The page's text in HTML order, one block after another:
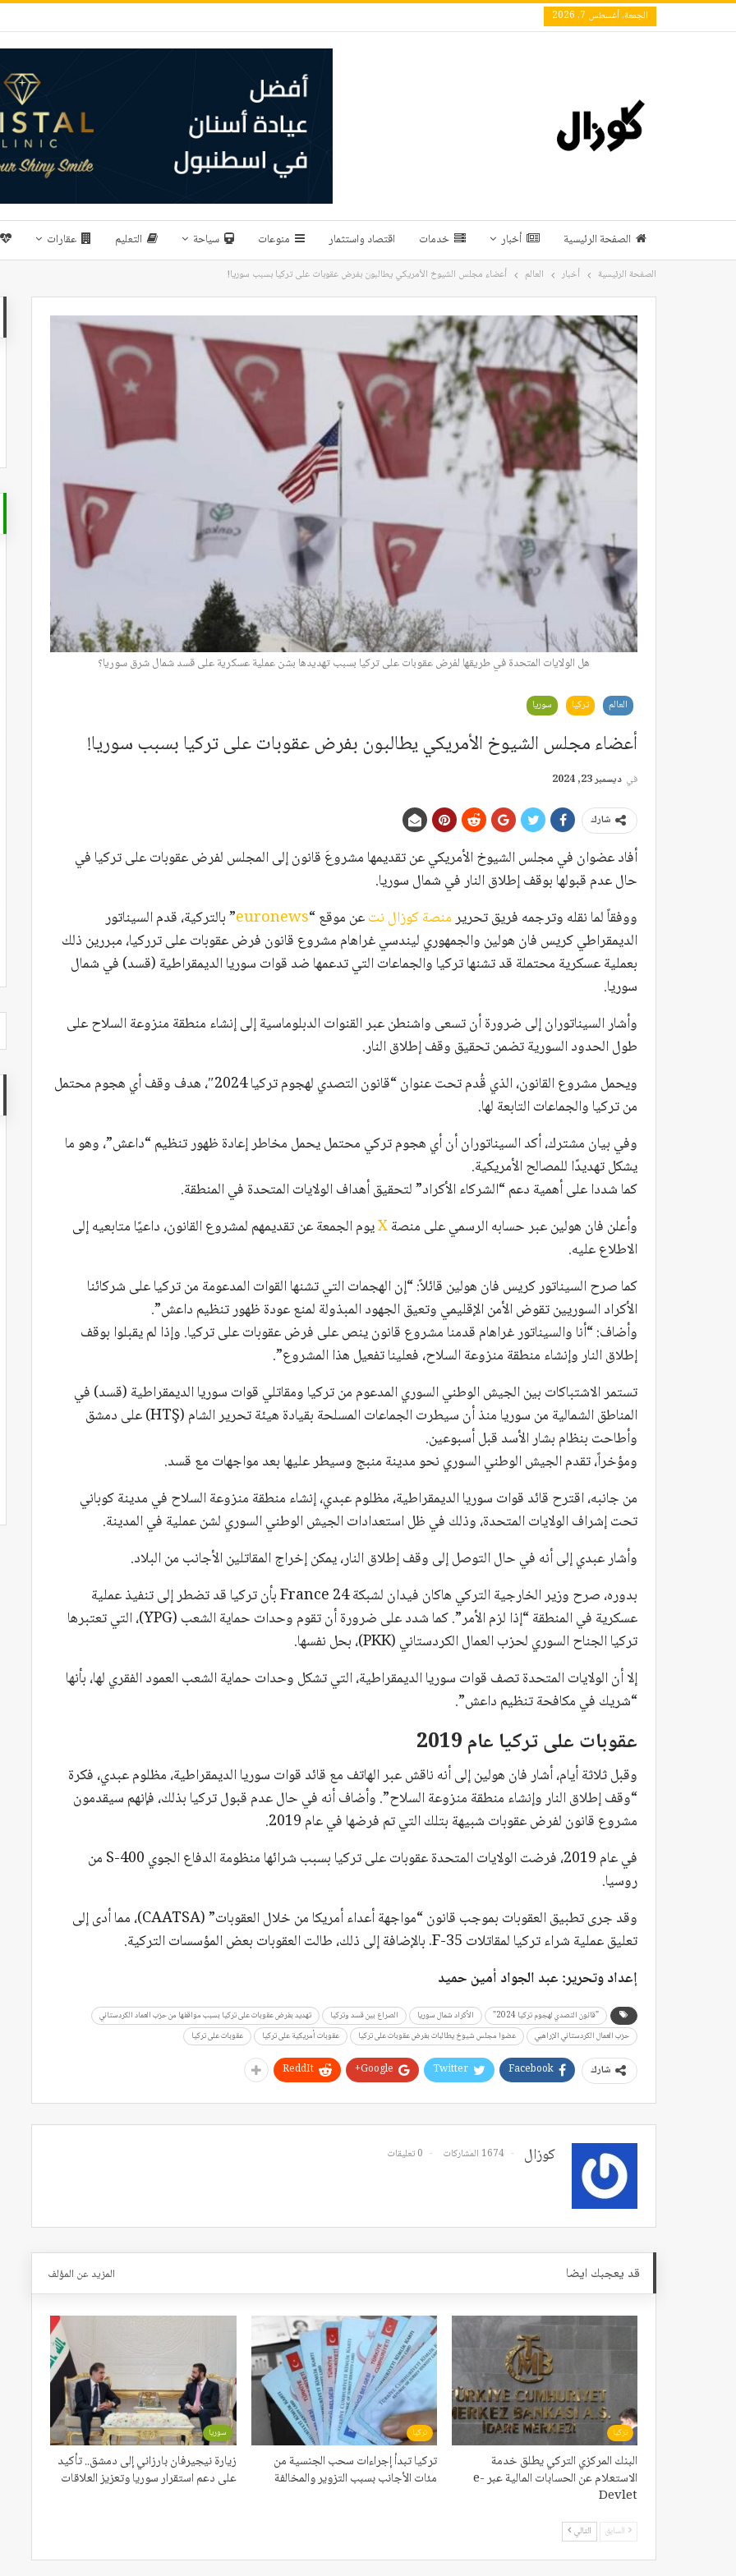
الجمعة, أغسطس 7, 2026
الصفحة الرئيسية أخبار خدمات اقتصاد واستثمار منوعات سياحة التعليم عقارات
الصفحة الرئيسية أخبار العالم أعضاء مجلس الشيوخ الأمريكي يطالبون بفرض عقوبات على تركيا بسبب سوريا!
هل الولايات المتحدة في طريقها لفرض عقوبات على تركيا بسبب تهديدها بشن عملية عسكرية على قسد شمال شرق سوريا؟
العالم تركيا سوريا
أعضاء مجلس الشيوخ الأمريكي يطالبون بفرض عقوبات على تركيا بسبب سوريا!
في ديسمبر 23, 2024
شارك
أفاد عضوان في مجلس الشيوخ الأمريكي عن تقديمها مشروعَ قانون إلى المجلس لفرض عقوبات على تركيا في
حال عدم قبولها بوقف إطلاق النار في شمال سوريا.
ووفقاً لما نقله وترجمه فريق تحريرمنصة كوزال نتعن موقع “euronews” بالتركية، قدم السيناتور
الديمقراطي كريس فان هولين والجمهوري ليندسي غراهام مشروع قانون فرض عقوبات على ترركيا، مبررين ذلك
بعملية عسكرية محتملة قد تشنها تركيا والجماعات التي تدعمها ضد قوات سوريا الديمقراطية (قسد) في شمال
سوريا.
وأشار السيناتوران إلى ضرورة أن تسعى واشنطن عبر القنوات الدبلوماسية إلى إنشاء منطقة منزوعة السلاح على
طول الحدود السورية تضمن تحقيق وقف إطلاق النار.
ويحمل مشروع القانون، الذي قُدم تحت عنوان “قانون التصدي لهجوم تركيا 2024″، هدف وقف أي هجوم محتمل
من تركيا والجماعات التابعة لها.
وفي بيان مشترك، أكد السيناتوران أن أي هجوم تركي محتمل يحمل مخاطر إعادة ظهور تنظيم “داعش”، وهو ما
يشكل تهديدًا للمصالح الأمريكية.
كما شددا على أهمية دعم “الشركاء الأكراد” لتحقيق أهداف الولايات المتحدة في المنطقة.
وأعلن فان هولين عبر حسابه الرسمي على منصة
يوم الجمعة عن تقديمهم لمشروع القانون، داعيًا متابعيه إلى
الاطلاع عليه.
كما صرح السيناتور كريس فان هولين قائلاً: “إن الهجمات التي تشنها القوات المدعومة من تركيا على شركائنا
الأكراد السوريين تقوض الأمن الإقليمي وتعيق الجهود المبذولة لمنع عودة ظهور تنظيم داعش”.
وأضاف: “أنا والسيناتور غراهام قدمنا مشروع قانون ينص على فرض عقوبات على تركيا. وإذا لم يقبلوا بوقف
إطلاق النار وإنشاء منطقة منزوعة السلاح، فعلينا تفعيل هذا المشروع”.
تستمر الاشتباكات بين الجيش الوطني السوري المدعوم من تركيا ومقاتلي قوات سوريا الديمقراطية (قسد) في
المناطق الشمالية من سوريا منذ أن سيطرت الجماعات المسلحة بقيادة هيئة تحرير الشام (HTŞ) على دمشق
وأطاحت بنظام بشار الأسد قبل أسبوعين.
ومؤخراً، تقدم الجيش الوطني السوري نحو مدينة منبج وسيطر عليها بعد مواجهات مع قسد.
من جانبه، اقترح قائد قوات سوريا الديمقراطية، مظلوم عبدي، إنشاء منطقة منزوعة السلاح في مدينة كوباني
تحت إشراف الولايات المتحدة، وذلك في ظل استعدادات الجيش الوطني السوري لشن عملية في المدينة.
وأشار عبدي إلى أنه في حال التوصل إلى وقف إطلاق النار، يمكن إخراج المقاتلين الأجانب من البلاد.
بدوره، صرح وزير الخارجية التركي هاكان فيدان لشبكة France 24 بأن تركيا قد تضطر إلى تنفيذ عملية
عسكرية في المنطقة “إذا لزم الأمر”. كما شدد على ضرورة أن تقوم وحدات حماية الشعب (YPG)، التي تعتبرها
تركيا الجناح السوري لحزب العمال الكردستاني (PKK)، بحل نفسها.
إلا أن الولايات المتحدة تصف قوات سوريا الديمقراطية، التي تشكل وحدات حماية الشعب العمود الفقري لها، بأنها
“شريك في مكافحة تنظيم داعش”.
عقوبات على تركيا عام 2019
وقبل ثلاثة أيام، أشار فان هولين إلى أنه ناقش عبر الهاتف مع قائد قوات سوريا الديمقراطية، مظلوم عبدي، فكرة
“وقف إطلاق النار وإنشاء منطقة منزوعة السلاح”. وأضاف أنه في حال عدم قبول تركيا بذلك، فإنهم سيقدمون
مشروع قانون لفرض عقوبات شبيهة بتلك التي تم فرضها في عام 2019.
في عام 2019، فرضت الولايات المتحدة عقوبات على تركيا بسبب شرائها منظومة الدفاع الجوي S-400 من
روسيا.
وقد جرى تطبيق العقوبات بموجب قانون “مواجهة أعداء أمريكا من خلال العقوبات” (CAATSA)، مما أدى إلى
تعليق عملية شراء تركيا لمقاتلات F-35. بالإضافة إلى ذلك، طالت العقوبات بعض المؤسسات التركية.
إعداد وتحرير: عبد الجواد أمين حميد
"قانون التصدي لهجوم تركيا 2024" الأكراد شمال سوريا الصراع بين قسد وتركيا
تهديد بفرض عقوبات على تركيا بسبب مواقفها من حزب العماد الكردستاني
حزب العمال الكردستاني الإراهبي
عضوا مجلس شيوخ يطالبات بفرض عقوبات على تركيا عقوبات أمريكية على تركيا عقوبات على تركيا
شارك Facebook
Twitter
Google+
ReddIt
كوزال 1674 المشاركات 0 تعليقات
قد يعجبك ايضا المزيد عن المؤلف
تركيا
البنك المركزي التركي يطلق خدمة
الاستعلام عن الحسابات المالية عبر e-
Devlet
تركيا
تركيا تبدأ إجراءات سحب الجنسية من
مئات الأجانب بسبب التزوير والمخالفة
سوريا
زيارة نيجيرفان بارزاني إلى دمشق.. تأكيد
على دعم استقرار سوريا وتعزيز العلاقات
السابق التالي